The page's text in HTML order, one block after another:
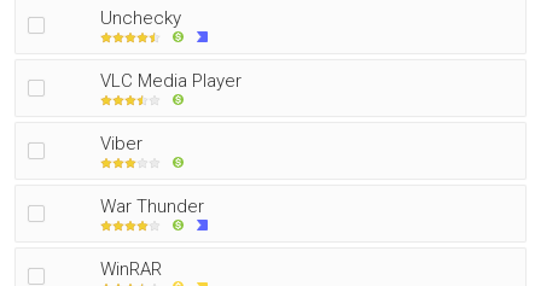
Unchecky
VLC Media Player
Viber
War Thunder
WinRAR